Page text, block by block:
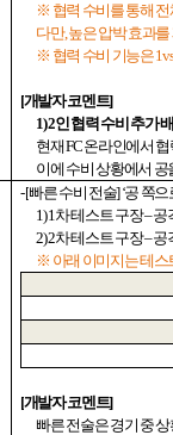
※ 협력 수비를 통해 전
다만,높은 압박 효과
※ 협력 수비 기능은
[개발자 코멘트]
1) 2인 협력 수비 추가
현재FC온라인에서 협
이에 수비 상황에서
- [빠른 수비 전술] ‘공 쪽으
1) 1차 테스트 구장–공
2) 2차 테스트 구장–공
※ 아래 이미지는 테스
[개발자 코멘트]
빠른 전술은 경기 중